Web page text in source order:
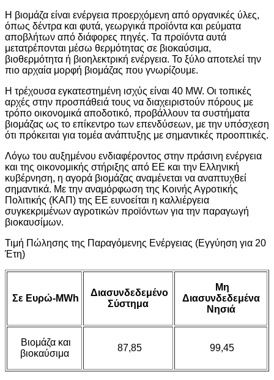
Η βιομάζα είναι ενέργεια προερχόμενη από οργανικές ύλες,
όπως δέντρα και φυτά, γεωργικά προϊόντα και ρεύματα
αποβλήτων από διάφορες πηγές. Τα προϊόντα αυτά
μετατρέπονται μέσω θερμότητας σε βιοκαύσιμα,
βιοθερμότητα ή βιοηλεκτρική ενέργεια. Το ξύλο αποτελεί την
πιο αρχαία μορφή βιομάζας που γνωρίζουμε.
Η τρέχουσα εγκατεστημένη ισχύς είναι 40 MW. Οι τοπικές
αρχές στην προσπάθειά τους να διαχειριστούν πόρους με
τρόπο οικονομικά αποδοτικό, προβάλλουν τα συστήματα
βιομάζας ως το επίκεντρο των επενδύσεων, με την υπόσχεση
ότι πρόκειται για τομέα ανάπτυξης με σημαντικές προοπτικές.
Λόγω του αυξημένου ενδιαφέροντος στην πράσινη ενέργεια
και της οικονομικής στήριξης από ΕΕ και την Ελληνική
κυβέρνηση, η αγορά βιομάζας αναμένεται να αναπτυχθεί
σημαντικά. Με την αναμόρφωση της Κοινής Αγροτικής
Πολιτικής (ΚΑΠ) της ΕΕ ευνοείται η καλλιέργεια
συγκεκριμένων αγροτικών προϊόντων για την παραγωγή
βιοκαυσίμων.
Τιμή Πώλησης της Παραγόμενης Ενέργειας (Εγγύηση για 20
Έτη)
Σε Ευρώ-MWh
Διασυνδεδεμένο
Σύστημα
Μη
Διασυνδεδεμένα
Νησιά
Βιομάζα και
βιοκαύσιμα
87,85 99,45